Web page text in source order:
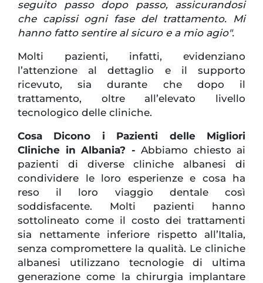
seguito passo dopo passo, assicurandosi
che capissi ogni fase del trattamento. Mi
hanno fatto sentire al sicuro e a mio agio".
Molti pazienti, infatti, evidenziano
l’attenzione al dettaglio e il supporto
ricevuto, sia durante che dopo il
trattamento, oltre all’elevato livello
tecnologico delle cliniche.
Cosa Dicono i Pazienti delle Migliori
Cliniche in Albania? - Abbiamo chiesto ai
pazienti di diverse cliniche albanesi di
condividere le loro esperienze e cosa ha
reso il loro viaggio dentale così
soddisfacente. Molti pazienti hanno
sottolineato come il costo dei trattamenti
sia nettamente inferiore rispetto all’Italia,
senza compromettere la qualità. Le cliniche
albanesi utilizzano tecnologie di ultima
generazione come la chirurgia implantare